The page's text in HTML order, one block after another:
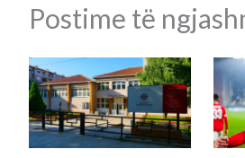
Postime të